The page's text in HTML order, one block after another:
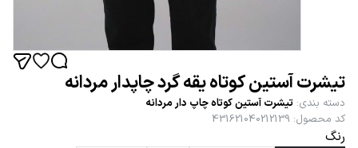
تیشرت آستین کوتاه یقه گرد چاپدار مردانه
دسته بندی: تیشرت آستین کوتاه چاپ دار مردانه
کد محصول:
431621040212139
رنگ